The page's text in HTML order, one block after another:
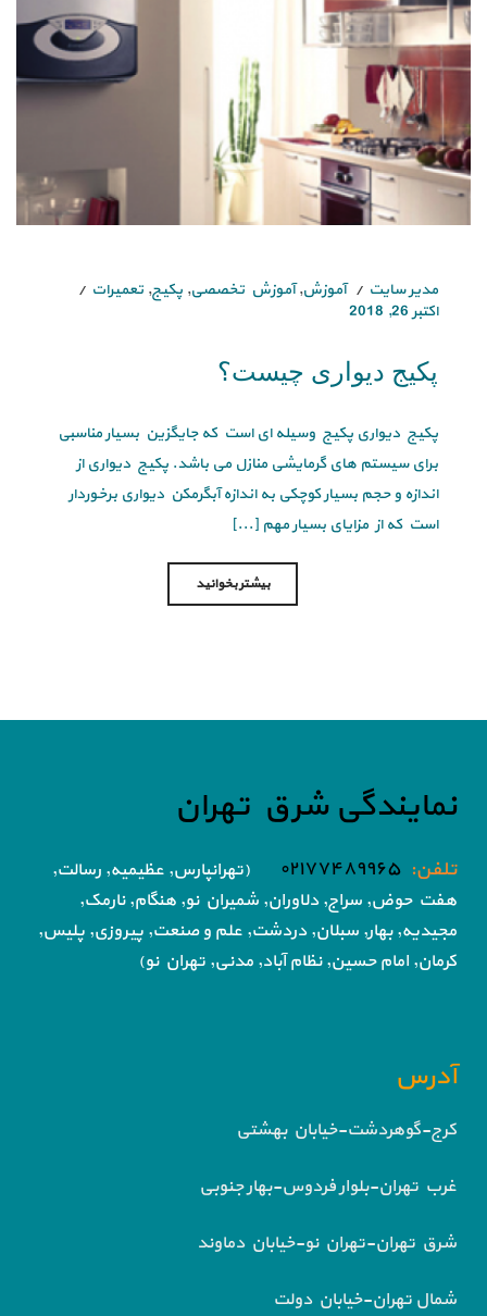
مدیر سایت آموزش,آموزش تخصصی, پکیج, تعمیرات
اکتبر 26, 2018
پکیج دیواری چیست؟
پکیج دیواری پکیج وسیله ای است که جایگزین بسیار مناسبی
برای سیستم های گرمایشی منازل می باشد. پکیج دیواری از
اندازه و حجم بسیار کوچکی به اندازه آبگرمکن دیواری برخوردار
است که از مزایای بسیار مهم [...]
بیشتر بخوانید
نمایندگی شرق تهران
تلفن: ۰۲۱۷۷۴۸۹۹۶۵
(تهرانپارس, عظیمیه, رسالت,
هفت حوض, سراج, دلاوران, شمیران نو, هنگام, نارمک,
مجیدیه, بهار, سبلان, دردشت, علم و صنعت, پیروزی, پلیس,
کرمان, امام حسین, نظام آباد, مدنی, تهران نو)
آدرس
کرج-گوهردشت-خیابان بهشتی
غرب تهران-بلوار فردوس-بهار جنوبی
شرق تهران-تهران نو-خیابان دماوند
شمال تهران-خیابان دولت